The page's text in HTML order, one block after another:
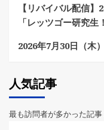
【リバイバル配信
「レッツゴー研究
2026年7月30日（木
人気記事
最も訪問者が多かった記事